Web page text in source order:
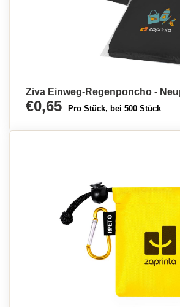
Ziva Einweg-Regenponcho -
€0,65 Pro Stück, bei 500 Stück